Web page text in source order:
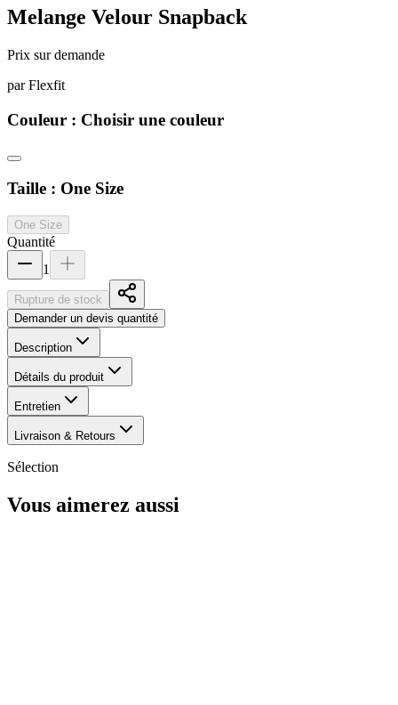
Melange Velour Snapback
Prix sur demande
par Flexfit
Couleur : Choisir une couleur
Taille : One Size
One Size
Quantité
1
Rupture de stock
Demander un devis quantité
Description
Détails du produit
Entretien
Livraison & Retours
Sélection
Vous aimerez aussi